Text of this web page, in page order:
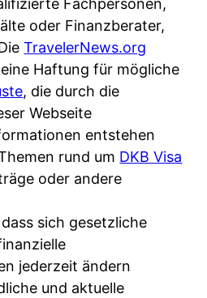
oder Finanzberater,
TravelerNews.org
Haftung für mögliche
, die durch die
Webseite
entstehen
rund um DKB Visa
oder andere
sich gesetzliche
jederzeit ändern
und aktuelle